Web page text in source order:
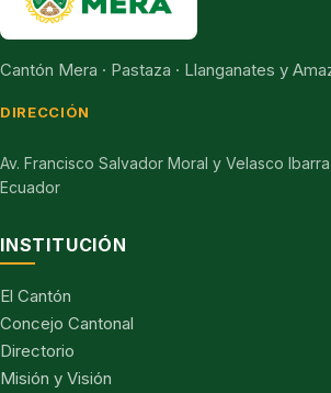
Cantón Mera · Pastaza · Llanganates y
DIRECCIÓN
Av. Francisco Salvador Moral y Velasco
Ecuador
INSTITUCIÓN
El Cantón
Concejo Cantonal
Directorio
Misión y Visión